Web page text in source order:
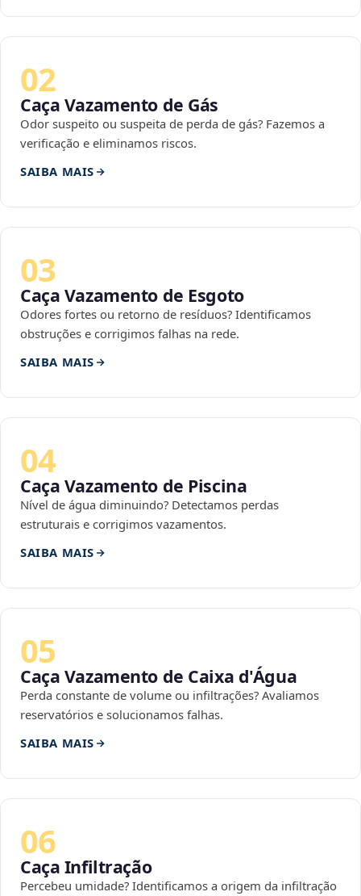
02
Caça Vazamento de Gás
Odor suspeito ou suspeita de perda de gás? Fazemos a
verificação e eliminamos riscos.
SAIBA MAIS
03
Caça Vazamento de Esgoto
Odores fortes ou retorno de resíduos? Identificamos
obstruções e corrigimos falhas na rede.
SAIBA MAIS
04
Caça Vazamento de Piscina
Nível de água diminuindo? Detectamos perdas
estruturais e corrigimos vazamentos.
SAIBA MAIS
05
Caça Vazamento de Caixa d'Água
Perda constante de volume ou infiltrações? Avaliamos
reservatórios e solucionamos falhas.
SAIBA MAIS
06
Caça Infiltração
Percebeu umidade? Identificamos a origem da infiltração